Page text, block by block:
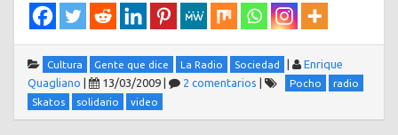
Cultura Gente que dice La Radio Sociedad
Enrique
Quagliano
13/03/2009 2 comentarios Pocho
radio
Skatos
solidario video